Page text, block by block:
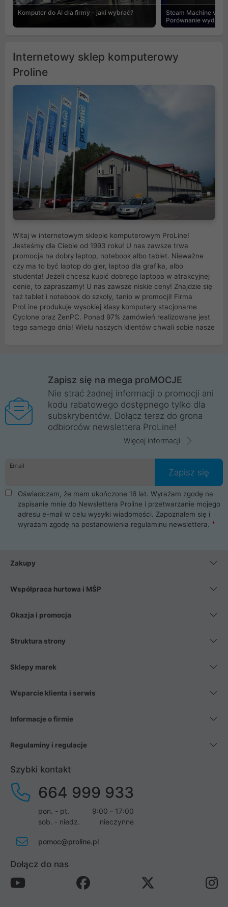
Komputer do AI dla firmy - jaki wybrać?
Steam Machine vs
Porównanie
Internetowy sklep komputerowy
Proline
Witaj w internetowym sklepie komputerowym ProLine!
Jesteśmy dla Ciebie od 1993 roku! U nas zawsze trwa
promocja na dobry laptop, notebook albo tablet. Nieważne
czy ma to być laptop do gier, laptop dla grafika, albo
studenta! Jeżeli chcesz kupić dobrego laptopa w atrakcyjnej
cenie, to zapraszamy! U nas zawsze niskie ceny! Znajdzie się
też tablet i notebook do szkoły, tanio w promocji! Firma
ProLine produkuje wysokiej klasy komputery stacjonarne
Cyclone oraz ZenPC. Ponad 97% zamówień realizowane jest
tego samego dnia! Wielu naszych klientów chwali sobie nasze
Wrocław, Poznań, Legnica, Katowice, Gliwice, Kalisz, Bytom,
Trzebnica, Opole. Szybka i profesjonalna obsługa!
ProLine to polska firma ze 100% polskim kapitałem. Działamy
legalnie i płacimy podatki w naszym kraju! Posiadamy siedzibę
główną w Mirkowie oraz salony na terenie kraju. Cała
komunikacja ze sklepem komputerowym ProLine jest
danych osobowych. Dlatego zakup notebooka albo laptopa w
ProLine to czysta przyjemność i pełne bezpieczeństwo.
Zaopatrzysz się u nas w akcesoria i części komputerowe
takie jak procesory, karty graficzne, płyty główne, pamięci,
dyski SSD, M.2 oraz HDD. Nasi pracownicy pomogą Ci wybrać
najlepszy zasilacz komputerowy oraz obudowę do komputera.
Poza komputerami mamy również najlepsze na rynku
Smartfony takich producentów jak Xiaomi, Apple, Samsung i
wentylatory. Na koniec mając już to wszystko, możesz
Zapisz się na mega proMOCJE
Nie strać żadnej informacji o promocji ani
kodu rabatowego dostępnego tylko dla
subskrybentów. Dołącz teraz do grona
odbiorców newslettera ProLine!
Więcej informacji
Email
Zapisz się
Oświadczam, że mam ukończone 16 lat. Wyrażam zgodę na
zapisanie mnie do Newslettera Proline i przetwarzanie mojego
adresu e-mail w celu wysyłki wiadomości. Zapoznałem się i
wyrażam zgodę na postanowienia regulaminu newslettera.
Zakupy
Współpraca hurtowa i MŚP
Okazja i promocja
Struktura strony
Sklepy marek
Wsparcie klienta i serwis
Informacje o firmie
Regulaminy i regulacje
Szybki kontakt
664 999 933
pon. - pt.
9:00 - 17:00
sob. - niedz.
nieczynne
pomoc@proline.pl
Dołącz do nas